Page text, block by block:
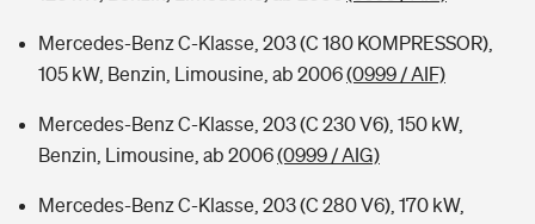
Mercedes-Benz C-Klasse, 203 (C 180 KOMPRESSOR),
105 kW, Benzin, Limousine, ab 2006(0999 / AIF)
Mercedes-Benz C-Klasse, 203 (C 230 V6), 150 kW,
Benzin, Limousine, ab 2006(0999 / AIG)
Mercedes-Benz C-Klasse, 203 (C 280 V6), 170 kW,